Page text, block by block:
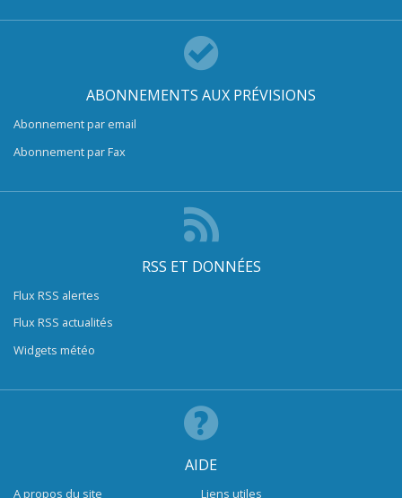
ABONNEMENTS AUX PRÉVISIONS
Abonnement par email
Abonnement par Fax
RSS ET DONNÉES
Flux RSS alertes
Flux RSS actualités
Widgets météo
AIDE
A propos du site Liens utiles